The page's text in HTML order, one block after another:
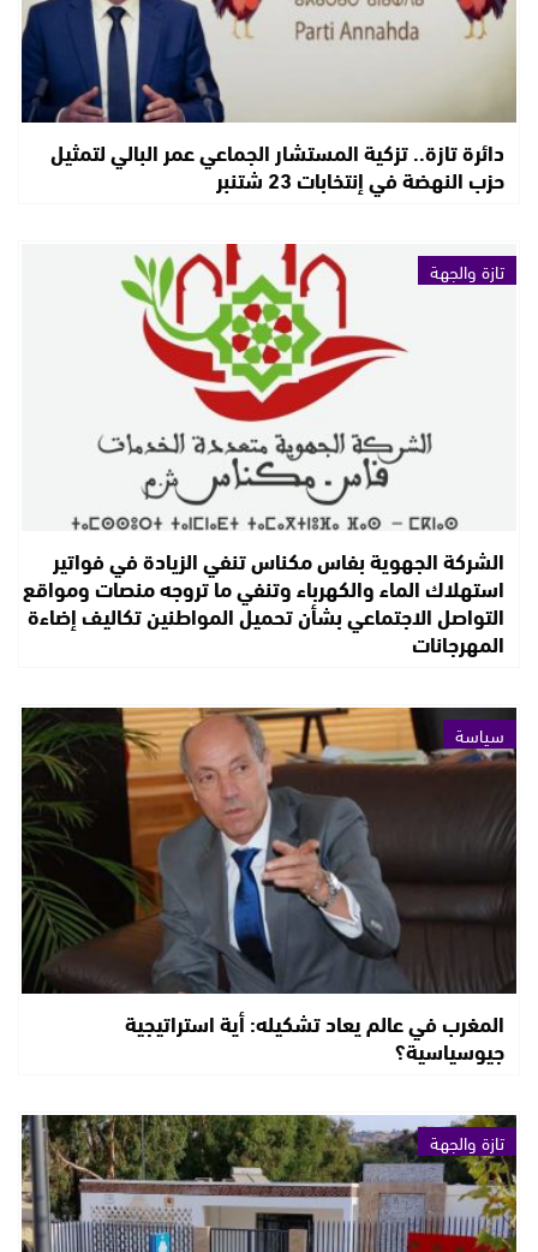
دائرة تازة.. تزكية المستشار الجماعي عمر البالي لتمثيل
حزب النهضة في إنتخابات 23 شتنبر
تازة والجهة
الشركة الجهوية بفاس مكناس تنفي الزيادة في فواتير
استهلاك الماء والكهرباء وتنفي ما تروجه منصات ومواقع
التواصل الاجتماعي بشأن تحميل المواطنين تكاليف إضاءة
المهرجانات
سياسة
المغرب في عالم يعاد تشكيله: أية استراتيجية
جيوسياسية؟
تازة والجهة